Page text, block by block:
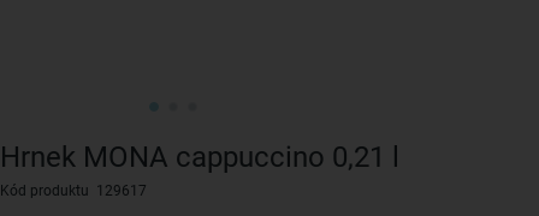
Hrnek MONA cappuccino 0,21 l
Kód produktu 129617